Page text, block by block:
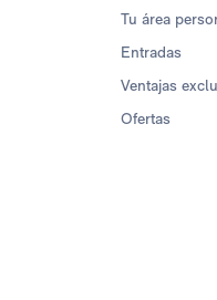
Tu área
Entradas
Ventajas
Ofertas